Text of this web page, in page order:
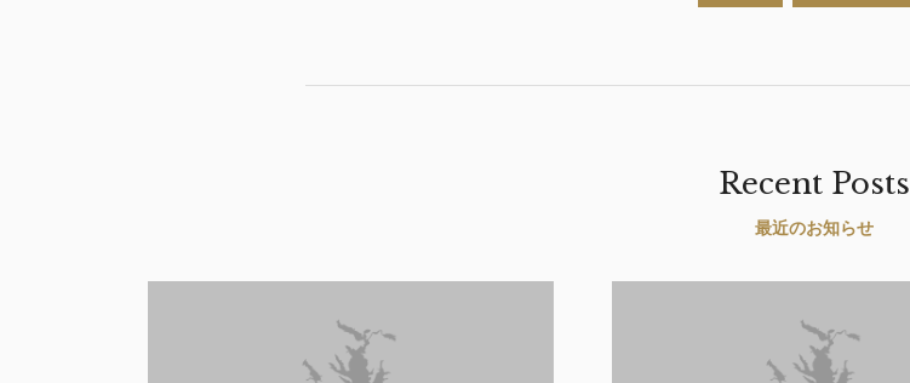
Recent Posts
最近のお知らせ